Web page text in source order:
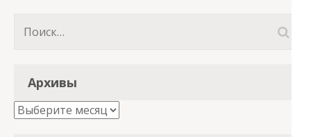
Найти:
Архивы
Архивы